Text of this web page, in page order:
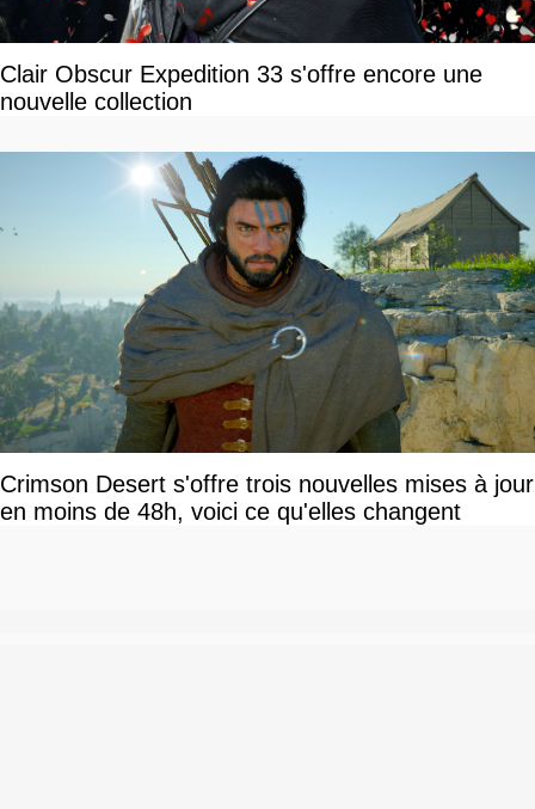
Clair Obscur Expedition 33 s'offre encore une
nouvelle collection
Crimson Desert s'offre trois nouvelles mises à jour
en moins de 48h, voici ce qu'elles changent